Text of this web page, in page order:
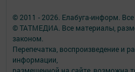
© 2011 - 2026. Елабуга-информ.
© ТАТМЕДИА. Все материалы,
законом.
Перепечатка, воспроизведение и
информации,